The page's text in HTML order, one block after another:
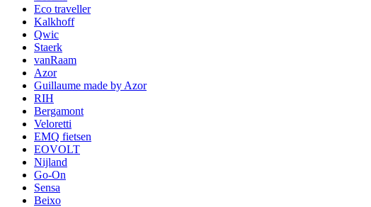
Eco traveller
Kalkhoff
Qwic
Staerk
vanRaam
Azor
Guillaume made by Azor
RIH
Bergamont
Veloretti
EMQ fietsen
EOVOLT
Nijland
Go-On
Sensa
Beixo